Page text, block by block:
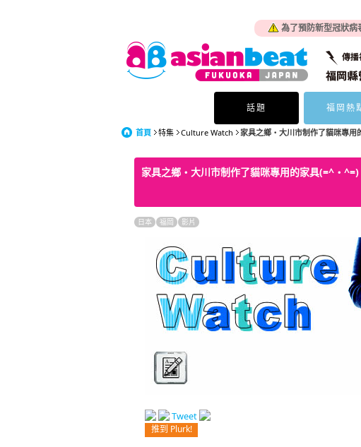
為了預防新型冠狀病
話題 福岡熱
首頁 特集 Culture Watch 家具之鄉・大川市制作了貓咪專用
家具之鄉・大川市制作了貓咪專用的家具(=^・^=)
日本 福岡 影片
Tweet
推到 Plurk!